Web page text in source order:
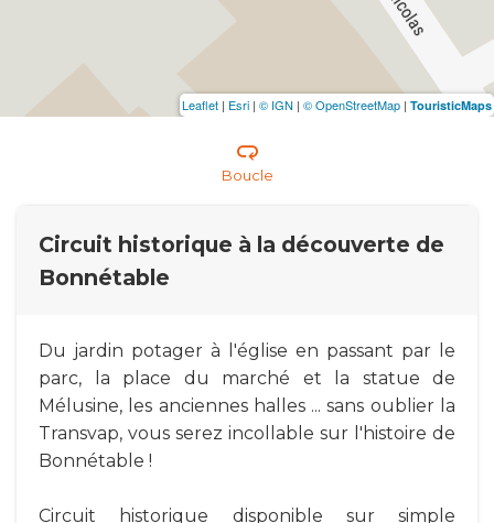
Boucle
Circuit historique à la découverte de
Bonnétable
Du jardin potager à l'église en passant par le
parc, la place du marché et la statue de
Mélusine, les anciennes halles ... sans oublier la
Transvap, vous serez incollable sur l'histoire de
Bonnétable !
Circuit historique disponible sur simple
Leaflet | Esri | © IGN | © OpenStreetMap | TouristicMaps